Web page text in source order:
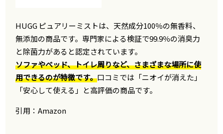
HUGG ピュアリーミストは、天然成分100％の無香料、
無添加の商品です。専門家による検証で99.9％の消臭力
と除菌力があると認定されています。
ソファやベッド、トイレ周りなど、さまざまな場所に使
用できるのが特徴です。口コミでは「ニオイが消えた」
「安心して使える」と高評価の商品です。
引用：Amazon